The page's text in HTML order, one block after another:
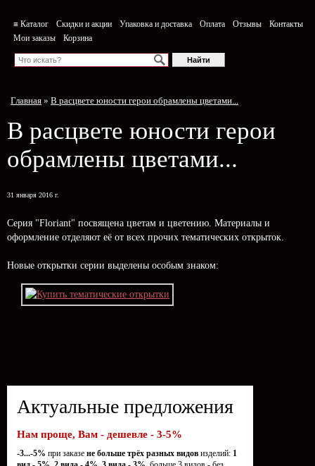
≡ Каталог Скидки и акции Упаковка и доставка Оплата Отзывы
Контакты
Мои заказы
Корзина
Главная » В расцвете юности герои обрамлены цветами...
В расцвете юности герои
обрамлены цветами...
31 января 2016 г.
Серия "Floriant" посвящена цветам и цветению. Материалы и
оформление отделяют её от всех прочих тематических открыток.
Новые открытки серии выделены особым знаком:
Актуальные предложения
Нам проще, Вам - дешевле - 3-5%
-3...-5% при заказе не больше трёх разных видов изделий: 1